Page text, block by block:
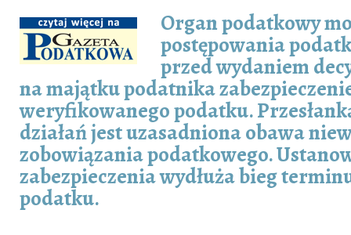
Organ podatkowy
postępowania
przed wydaniem
na majątku podatnika
weryfikowanego podatku.
działań jest uzasadniona obawa
zobowiązania podatkowego.
zabezpieczenia wydłuża bieg
podatku.